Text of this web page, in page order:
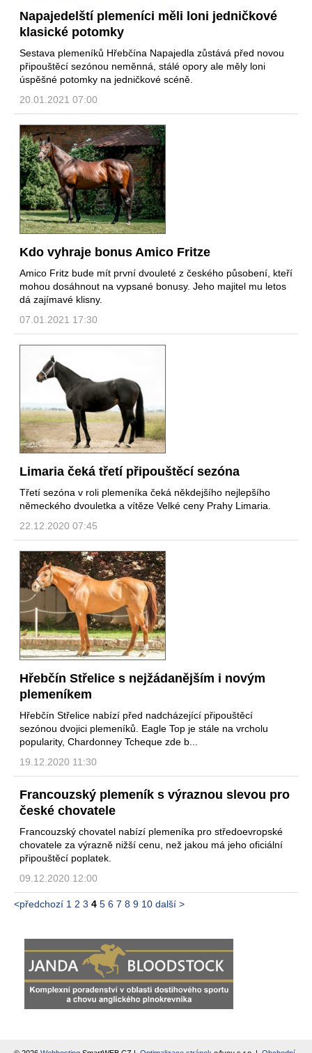
Napajedelští plemeníci měli loni jedničkové
klasické potomky
Sestava plemeníků Hřebčína Napajedla zůstává před novou
připouštěcí sezónou neměnná, stálé opory ale měly loni
úspěšné potomky na jedničkové scéně.
20.01.2021 07:00
Kdo vyhraje bonus Amico Fritze
Amico Fritz bude mít první dvouleté z českého působení, kteří
mohou dosáhnout na vypsané bonusy. Jeho majitel mu letos
dá zajímavé klisny.
07.01.2021 17:30
Limaria čeká třetí připouštěcí sezóna
Třetí sezóna v roli plemeníka čeká někdejšího nejlepšího
německého dvouletka a vítěze Velké ceny Prahy Limaria.
22.12.2020 07:45
Hřebčín Střelice s nejžádanějším i novým
plemeníkem
Hřebčín Střelice nabízí před nadcházející připouštěcí
sezónou dvojici plemeníků. Eagle Top je stále na vrcholu
popularity, Chardonney Tcheque zde b...
19.12.2020 11:30
Francouzský plemeník s výraznou slevou pro
české chovatele
Francouzský chovatel nabízí plemeníka pro středoevropské
chovatele za výrazně nižší cenu, než jakou má jeho oficiální
připouštěcí poplatek.
09.12.2020 12:00
<předchozí 1 2 3 4 5 6 7 8 9 10 další >